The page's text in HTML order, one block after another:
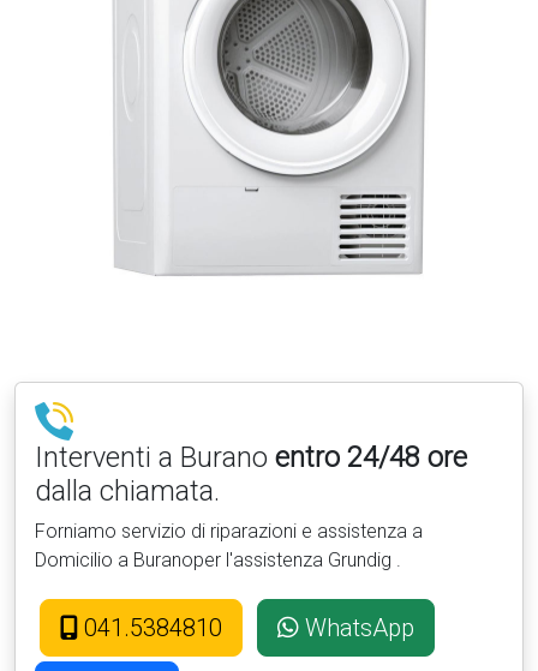
Interventi a Burano entro 24/48 ore
dalla chiamata.
Forniamo servizio di riparazioni e assistenza a
Domicilio a Buranoper l'assistenza Grundig .
041.5384810 WhatsApp